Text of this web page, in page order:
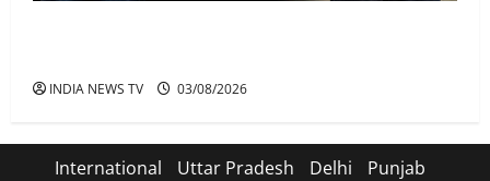
INDIA NEWS TV 03/08/2026
International Uttar Pradesh Delhi
Punjab